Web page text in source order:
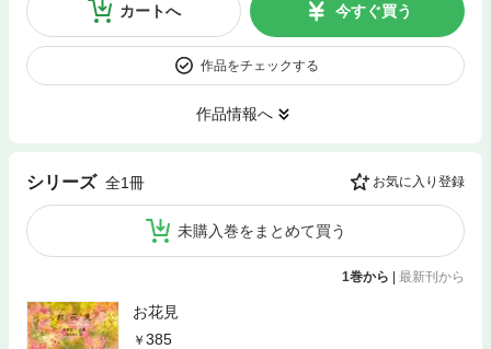
カートへ 今すぐ買う
作品をチェックする
作品情報へ
シリーズ 全1冊 お気に入り登録
未購入巻をまとめて買う
1巻から | 最新刊から
お花見
385